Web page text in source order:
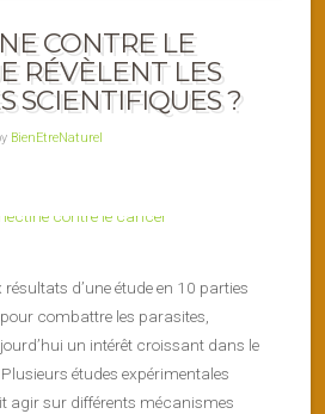
CONTRE LE
RÉVÈLENT LES
SCIENTIFIQUES ?
BienEtreNaturel
d’une étude en 10 parties
combattre les parasites,
un intérêt croissant dans le
études expérimentales
agir sur différents mécanismes